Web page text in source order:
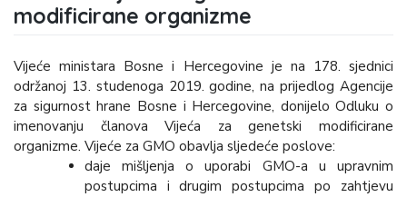
modificirane organizme
Vijeće ministara Bosne i Hercegovine je na 178. sjednici
održanoj 13. studenoga 2019. godine, na prijedlog Agencije
za sigurnost hrane Bosne i Hercegovine, donijelo Odluku o
imenovanju članova Vijeća za genetski modificirane
organizme. Vijeće za GMO obavlja sljedeće poslove:
daje mišljenja o uporabi GMO-a u upravnim
postupcima i drugim postupcima po zahtjevu